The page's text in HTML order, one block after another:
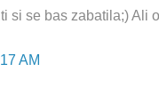
si se bas zabatila;) Ali
AM